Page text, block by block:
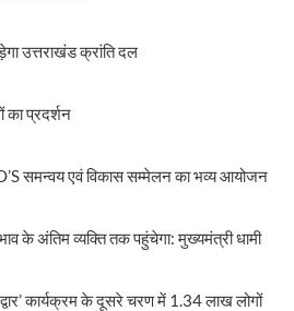
उत्तराखंड क्रांति दल
का प्रदर्शन
समन्वय एवं विकास सम्मेलन का भव्य आयोजन
के अंतिम व्यक्ति तक पहुंचेगा: मुख्यमंत्री धामी
कार्यक्रम के दूसरे चरण में 1.34 लाख लोगों